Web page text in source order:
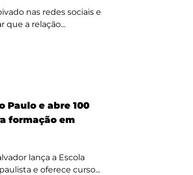
nas redes sociais e
que a relação...
Paulo e abre 100
formação em
lança a Escola
e oferece curso...